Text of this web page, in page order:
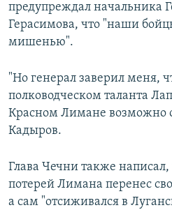
предупреждал начальника
Герасимова, что "наши
мишенью".
"Но генерал заверил меня,
полководческом таланта
Красном Лимане возможно
Кадыров.
Глава Чечни также
потерей Лимана перенес
а сам "отсиживался в